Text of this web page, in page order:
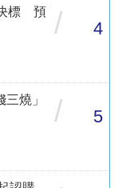
標 預
/ 4
燒」
/ 5